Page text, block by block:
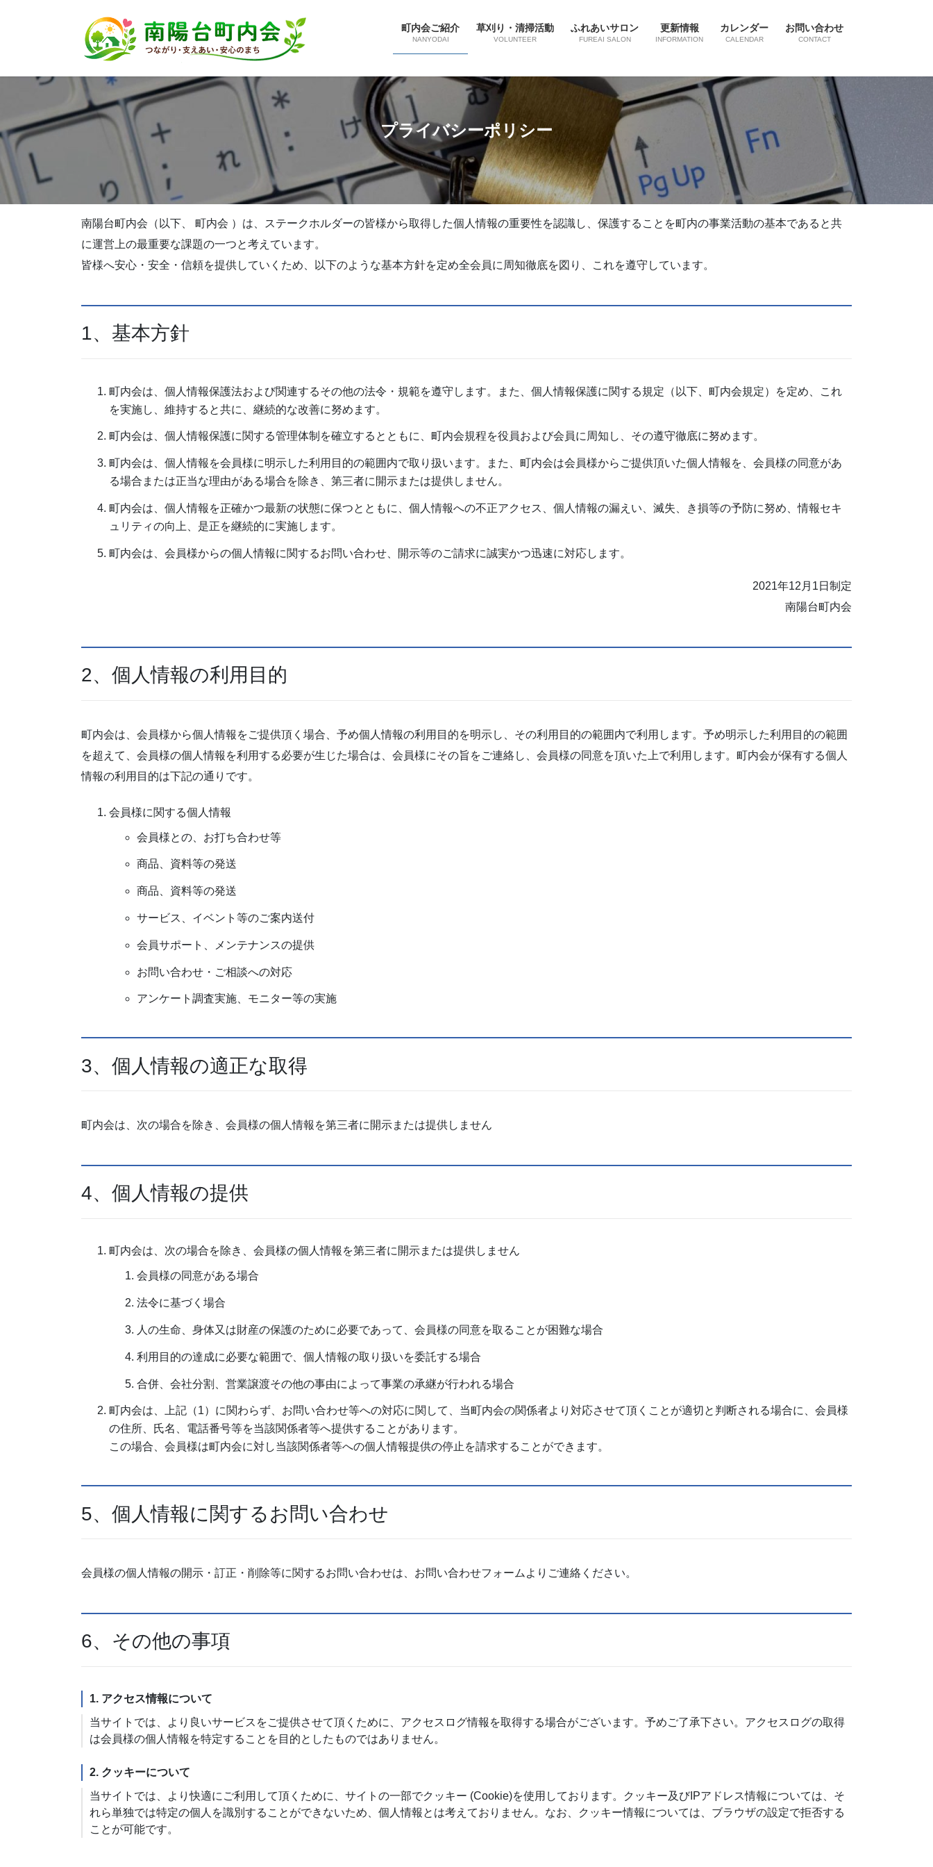
ツ
ッ
プ
シ
移
動
町内会ご紹介
NANYODAI
草刈り・清掃活動
VOLUNTEER
ふれあいサロン
FUREAI SALON
更新情報
INFORMATION
カレンダー
CALENDAR
お問い合わせ
CONTACT
プライバシーポリシー
南陽台町内会（以下、 町内会 ）は、ステークホルダーの皆様から取得した個人情報の重要性を認識し、保護することを町内の事業活動の基本であると共
に運営上の最重要な課題の一つと考えています。
皆様へ安心・安全・信頼を提供していくため、以下のような基本方針を定め全会員に周知徹底を図り、これを遵守しています。
1、基本方針
町内会は、個人情報保護法および関連するその他の法令・規範を遵守します。また、個人情報保護に関する規定（以下、町内会規定）を定め、これ
を実施し、維持すると共に、継続的な改善に努めます。
町内会は、個人情報保護に関する管理体制を確立するとともに、町内会規程を役員および会員に周知し、その遵守徹底に努めます。
町内会は、個人情報を会員様に明示した利用目的の範囲内で取り扱います。また、町内会は会員様からご提供頂いた個人情報を、会員様の同意があ
る場合または正当な理由がある場合を除き、第三者に開示または提供しません。
町内会は、個人情報を正確かつ最新の状態に保つとともに、個人情報への不正アクセス、個人情報の漏えい、滅失、き損等の予防に努め、情報セキ
ュリティの向上、是正を継続的に実施します。
町内会は、会員様からの個人情報に関するお問い合わせ、開示等のご請求に誠実かつ迅速に対応します。
2021年12月1日制定
南陽台町内会
2、個人情報の利用目的
町内会は、会員様から個人情報をご提供頂く場合、予め個人情報の利用目的を明示し、その利用目的の範囲内で利用します。予め明示した利用目的の範囲
を超えて、会員様の個人情報を利用する必要が生じた場合は、会員様にその旨をご連絡し、会員様の同意を頂いた上で利用します。町内会が保有する個人
情報の利用目的は下記の通りです。
会員様に関する個人情報
会員様との、お打ち合わせ等
商品、資料等の発送
商品、資料等の発送
サービス、イベント等のご案内送付
会員サポート、メンテナンスの提供
お問い合わせ・ご相談への対応
アンケート調査実施、モニター等の実施
3、個人情報の適正な取得
町内会は、次の場合を除き、会員様の個人情報を第三者に開示または提供しません
4、個人情報の提供
町内会は、次の場合を除き、会員様の個人情報を第三者に開示または提供しません
会員様の同意がある場合
法令に基づく場合
人の生命、身体又は財産の保護のために必要であって、会員様の同意を取ることが困難な場合
利用目的の達成に必要な範囲で、個人情報の取り扱いを委託する場合
合併、会社分割、営業譲渡その他の事由によって事業の承継が行われる場合
町内会は、上記（1）に関わらず、お問い合わせ等への対応に関して、当町内会の関係者より対応させて頂くことが適切と判断される場合に、会員様
の住所、氏名、電話番号等を当該関係者等へ提供することがあります。
この場合、会員様は町内会に対し当該関係者等への個人情報提供の停止を請求することができます。
5、個人情報に関するお問い合わせ
会員様の個人情報の開示・訂正・削除等に関するお問い合わせは、お問い合わせフォームよりご連絡ください。
6、その他の事項
1. アクセス情報について
当サイトでは、より良いサービスをご提供させて頂くために、アクセスログ情報を取得する場合がございます。予めご了承下さい。アクセスログの取得
は会員様の個人情報を特定することを目的としたものではありません。
2. クッキーについて
当サイトでは、より快適にご利用して頂くために、サイトの一部でクッキー (Cookie)を使用しております。クッキー及びIPアドレス情報については、そ
れら単独では特定の個人を識別することができないため、個人情報とは考えておりません。なお、クッキー情報については、ブラウザの設定で拒否する
ことが可能です。